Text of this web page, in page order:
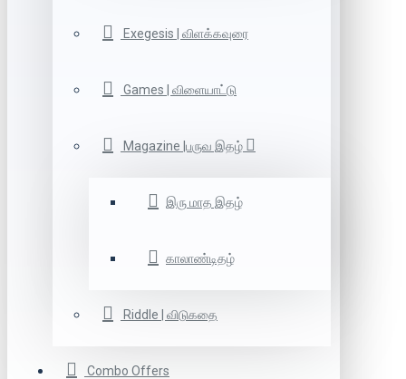
Exegesis | விளக்கவுரை
Games | விளையாட்டு
Magazine |பருவ இதழ்
இரு மாத இதழ்
காலாண்டிதழ்
Riddle | விடுகதை
Combo Offers